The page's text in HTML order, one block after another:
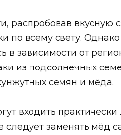
распробовав вкусную
по всему свету.
в зависимости от
из подсолнечных
семян и мёда.
входить
следует заменять мёд